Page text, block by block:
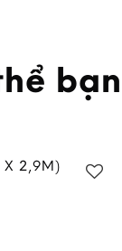
X 2,9M)